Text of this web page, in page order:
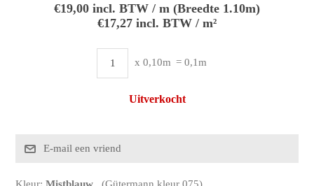
€19,00 incl. BTW / m (Breedte 1.10m)
€17,27 incl. BTW / m²
x 0,10m = 0,1m
Uitverkocht
Kleur:Mistblauw
(Gütermann kleur 075)